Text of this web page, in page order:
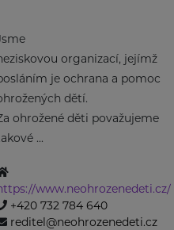
organizací, jejímž
je ochrana a pomoc
dětí.
ohrožené děti považujeme
...
www.neohrozenedeti.cz/
+420 732 784 640
reditel@neohrozenedeti.cz